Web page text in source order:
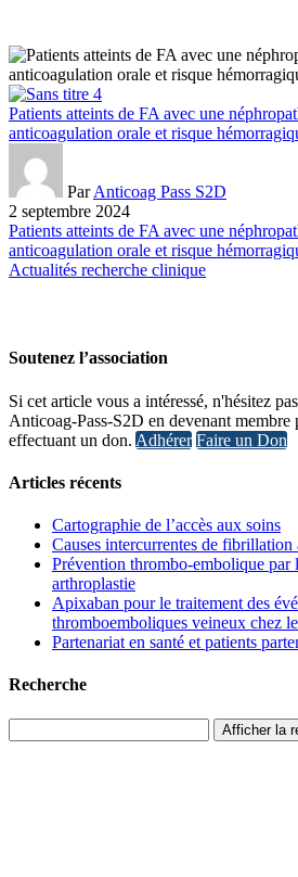
Patients atteints de FA avec une
anticoagulation orale et risque
ParAnticoag Pass S2D
2 septembre 2024
Patients atteints de FA avec une
anticoagulation orale et risque
Actualités recherche clinique
Soutenez l’association
Si cet article vous a intéressé, n'hésitez
Anticoag-Pass-S2D en devenant membre
effectuant un don. Adhérer Faire un Don
Articles récents
Cartographie de l’accès aux soins
Causes intercurrentes de fibrillation
Prévention thrombo-embolique par
arthroplastie
Apixaban pour le traitement des
thromboemboliques veineux chez
Partenariat en santé et patients
Recherche
Afficher la